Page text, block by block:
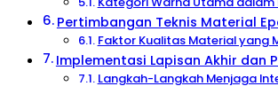
Pertimbangan Teknis Material
Faktor Kualitas Material yang
Implementasi Lapisan Akhir dan
Langkah-Langkah Menjaga